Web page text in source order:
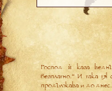
Господ ѝ каза
безплатно.“ И така
продължава и до